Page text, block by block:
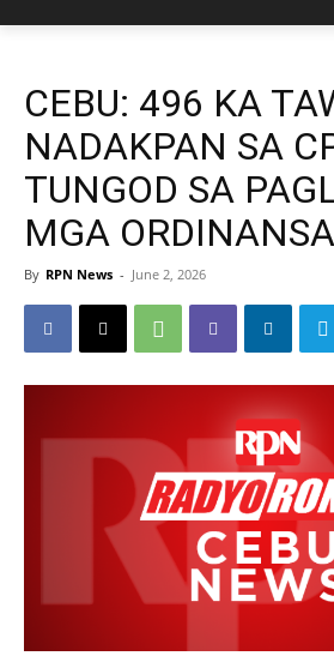
CEBU: 496 KA
NADAKPAN SA
TUNGOD SA
MGA ORDINANSA
By RPN News - June 2, 2026